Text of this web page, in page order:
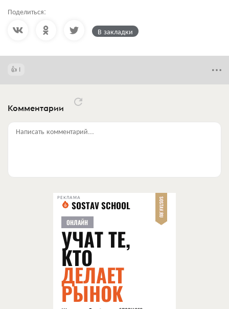
Поделиться:
В закладки
1
Комментарии
Написать комментарий...
РЕКЛАМА